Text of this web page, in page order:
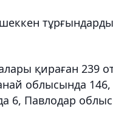
қираған
облысында
6, Павлодар